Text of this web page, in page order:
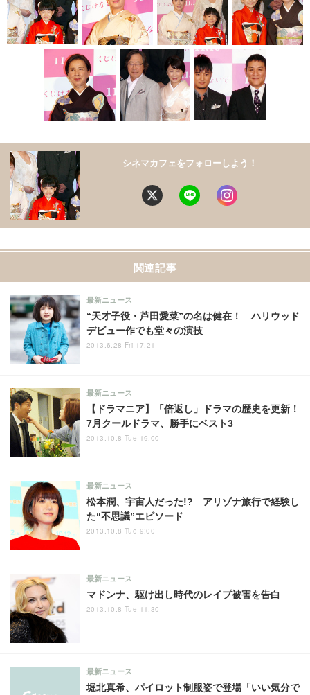
シネマカフェをフォローしよう！
関連記事
“天才子役・芦田愛菜”の名は健在！ ハリウッド
デビュー作でも堂々の演技
最新ニュース
2013.6.28 Fri 17:21
【ドラマニア】「倍返し」ドラマの歴史を更新！
7月クールドラマ、勝手にベスト3
最新ニュース
2013.10.8 Tue 19:00
松本潤、宇宙人だった!? アリゾナ旅行で経験し
た“不思議”エピソード
最新ニュース
2013.10.8 Tue 9:00
マドンナ、駆け出し時代のレイプ被害を告白
最新ニュース
2013.10.8 Tue 11:30
堀北真希、パイロット制服姿で登場「いい気分で
最新ニュース